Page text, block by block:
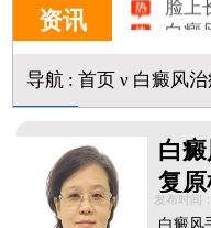
资讯
白癜
身体
石家
他克
初期
白癜
导航: 首页ν 白癜风治
白
复
发布时间
白癜风